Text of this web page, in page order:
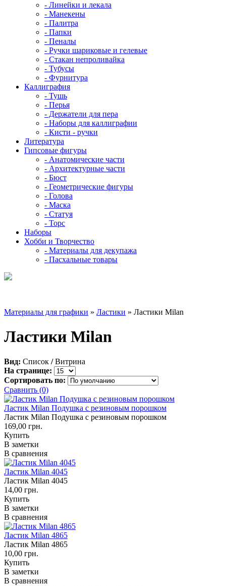
- Линейки и лекала
- Манекены
- Палитра
- Папки
- Пеналы
- Ручки шариковые и гелевые
- Стакан непроливайка
- Тубусы
- Фурнитура
Каллиграфия
- Тушь
- Перья
- Держатели для пера
- Наборы для каллиграфии
- Кисти - ручки
Литература
Гипсовые фигуры
- Анатомические части
- Архитектурные части
- Бюст
- Геометрические фигуры
- Голова
- Маска
- Статуя
- Торс
Наборы
Хобби и Творчество
- Материалы для декупажа
- Пасхальные товары
Материалы для графики » Ластики » Ластики Milan
Ластики Milan
Вид: Список / Витрина
На странице:
Сортировать по:
Сравнить (0)
Ластик Milan Подушка с резиновым порошком
Ластик Milan Подушка с резиновым порошком
169,00 грн.
Купить
В заметки
В сравнения
Ластик Milan 4045
Ластик Milan 4045
14,00 грн.
Купить
В заметки
В сравнения
Ластик Milan 4865
Ластик Milan 4865
10,00 грн.
Купить
В заметки
В сравнения